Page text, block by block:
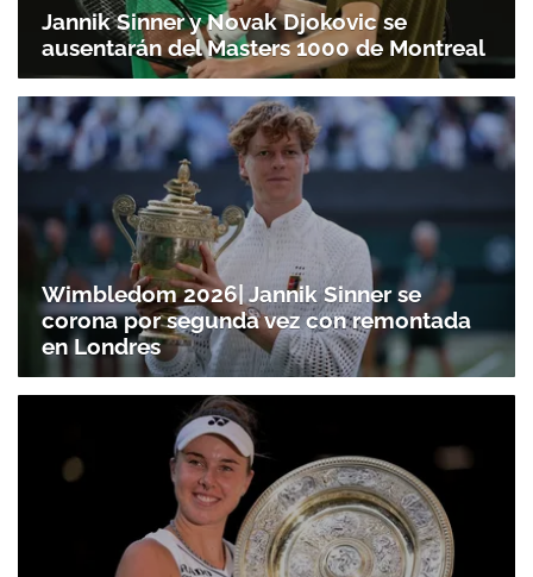
Jannik Sinner y Novak Djokovic se
ausentarán del Masters 1000 de Montreal
Wimbledom 2026| Jannik Sinner se
corona por segunda vez con remontada
en Londres